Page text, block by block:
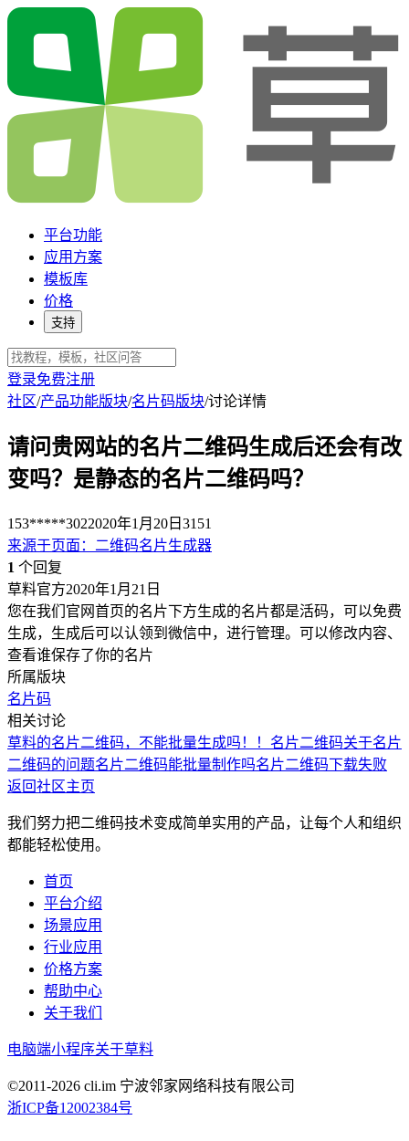
平台功能
应用方案
模板库
价格
支持
登录免费注册
社区/产品功能版块/名片码版块/讨论详情
请问贵网站的名片二维码生成后还会有改
变吗？是静态的名片二维码吗？
153*****3022020年1月20日 3151
来源于页面 ： 二维码名片生成器
1 个回复
草料官方2020年1月21日
您在我们官网首页的名片下方生成的名片都是活码，可以免费
生成，生成后可以认领到微信中，进行管理。可以修改内容、
查看谁保存了你的名片
所属版块
名片码
相关讨论
草料的名片二维码，不能批量生成吗！！ 名片二维码关于名片
二维码的问题名片二维码能批量制作吗名片二维码下载失败
返回社区主页
我们努力把二维码技术变成简单实用的产品，让每个人和组织
都能轻松使用。
首页
平台介绍
场景应用
行业应用
价格方案
帮助中心
关于我们
电脑端小程序关于草料
©2011-2026 cli.im 宁波邻家网络科技有限公司
浙ICP备12002384号